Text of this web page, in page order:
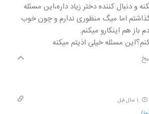
و دنبال کننده دختر زیاد داره،این مسئله
اما میگ منظوری ندارم و چون خوب
هم اینکارو میکنم.
مسئله خیلی اذیتم میکنه